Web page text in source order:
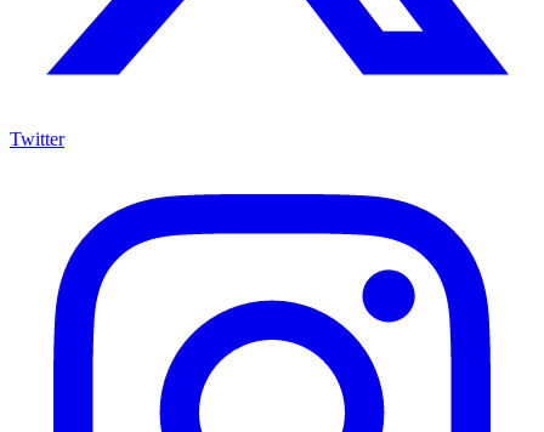
Twitter